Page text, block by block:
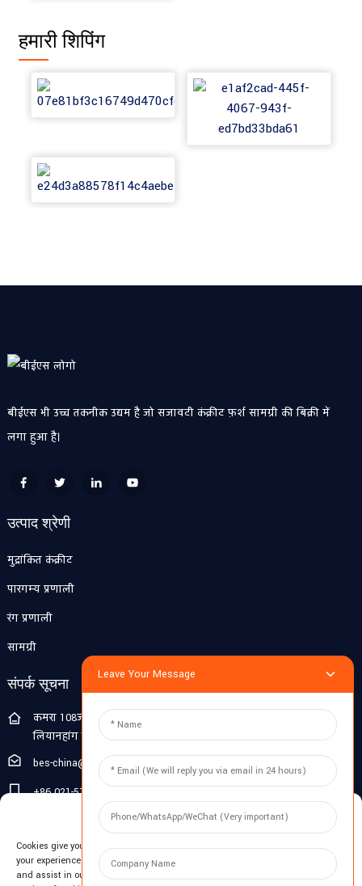
हमारी शिपिंग
बीईएस भी उच्च तकनीक उद्यम है जो सजावटी कंक्रीट फ़र्श सामग्री की बिक्री में
लगा हुआ है।
उत्पाद श्रेणी
मुद्रांकित कंक्रीट
पारगम्य प्रणाली
रंग प्रणाली
सामग्री
संपर्क सूचना
कमरा 108जी, पहली मंजिल, बिल्डिंग 10, पुजियांग झिगु, नंबर 1188
लियानहांग रोड, पुजियांग टाउन, मिनहांग जिला, शंघाई, चीन
bes-china@besdeconcrete.com
+86 021-51692846
0086 18321330829
जाँच करना
Leave Your Message
Manage Cookie Consent
Cookies give you a personalized experience. Cookie files help us to enhance
your experience using our website, simplify navigation, keep our website safe,
and assist in our marketing efforts. By clicking "Accept", you agree to the